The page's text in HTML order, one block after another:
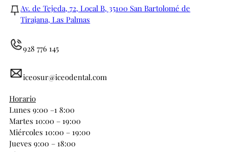
Av. de Tejeda, 72, Local B, 35100 San Bartolomé de
Tirajana, Las Palmas
928 776 145
iceosur@iceodental.com
Horario
Lunes 9:00 –1 8:00
Martes 10:00 – 19:00
Miércoles 10:00 – 19:00
Jueves 9:00 – 18:00